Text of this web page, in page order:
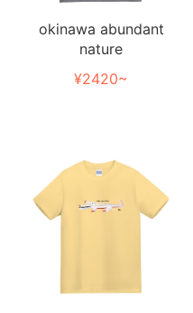
okinawa abundant
nature
¥2420~